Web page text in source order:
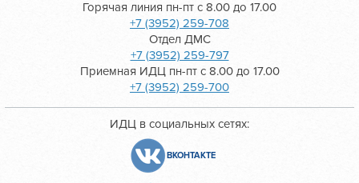
Горячая линия пн-пт с 8.00 до 17.00
+7 (3952) 259-708
Отдел ДМС
+7 (3952) 259-797
Приемная ИДЦ пн-пт с 8.00 до 17.00
+7 (3952) 259-700
ИДЦ в социальных сетях:
ВКОНТАКТЕ